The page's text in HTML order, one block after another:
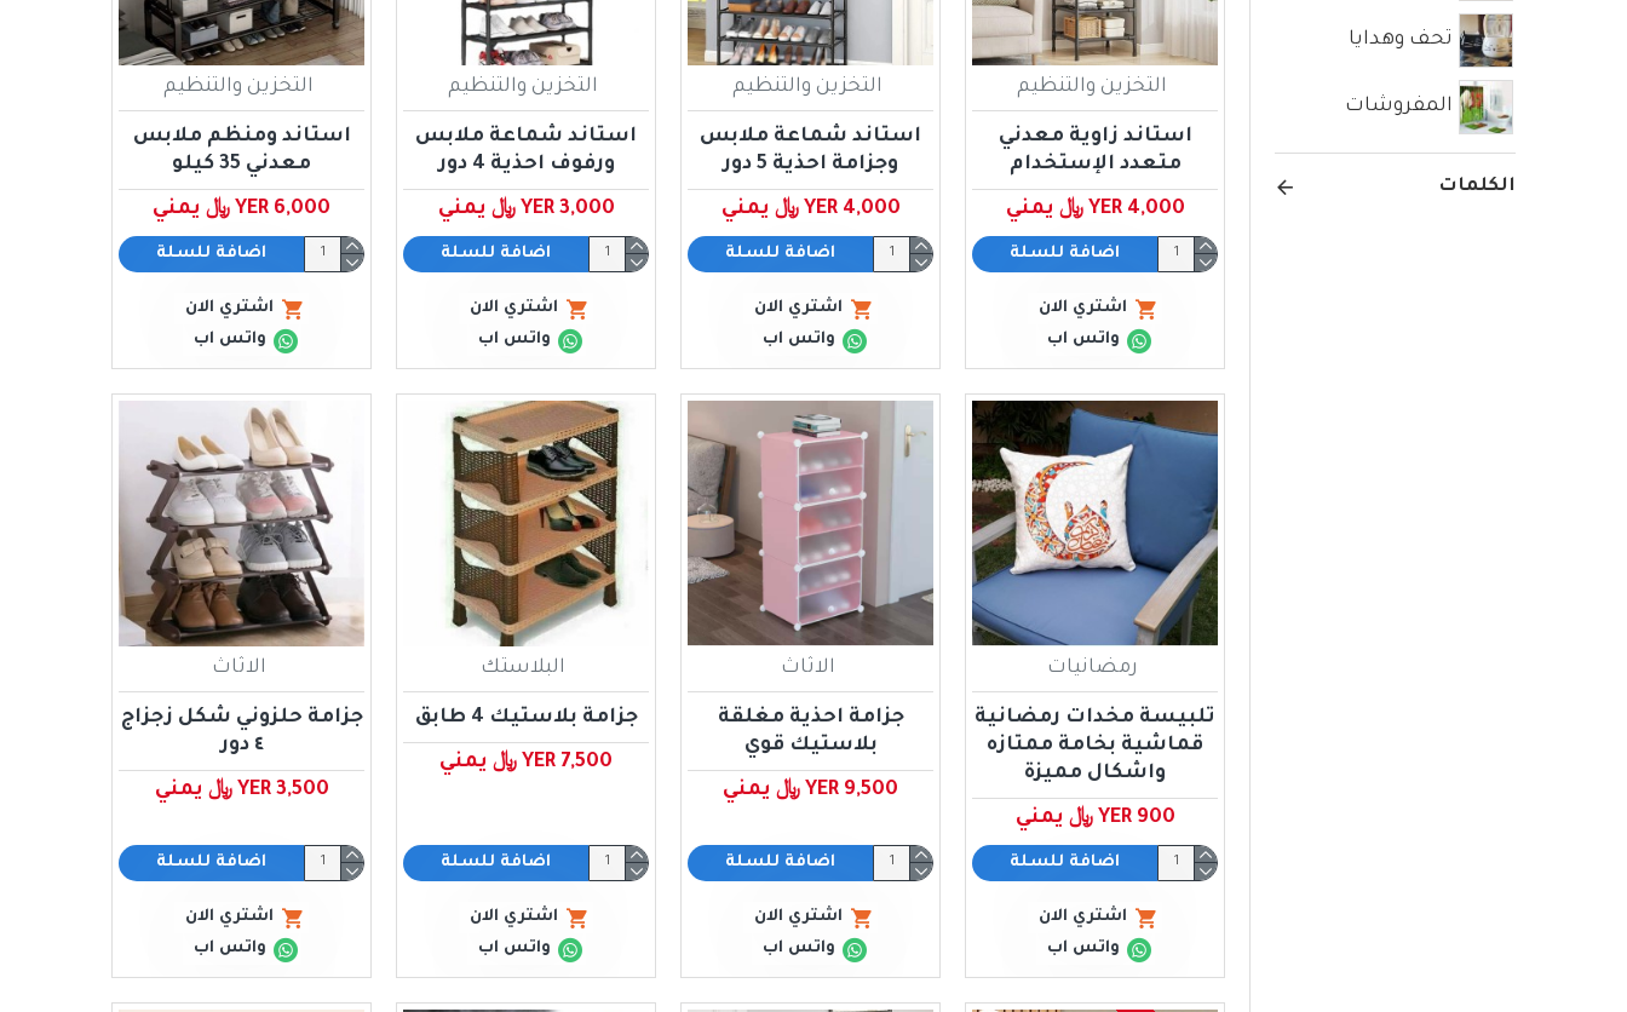
تحف وهدايا
المفروشات
الكلمات
التخزين والتنظيم
استاند زاوية معدني
متعدد الإستخدام
YER 4,000 ﷼ يمني
اضافة للسلة
اشتري الان
واتس اب
التخزين والتنظيم
استاند شماعة ملابس
وجزامة احذية 5 دور
YER 4,000 ﷼ يمني
اضافة للسلة
اشتري الان
واتس اب
التخزين والتنظيم
استاند شماعة ملابس
ورفوف احذية 4 دور
YER 3,000 ﷼ يمني
اضافة للسلة
اشتري الان
واتس اب
التخزين والتنظيم
استاند ومنظم ملابس
معدني 35 كيلو
YER 6,000 ﷼ يمني
اضافة للسلة
اشتري الان
واتس اب
رمضانيات
تلبيسة مخدات رمضانية
قماشية بخامة ممتازه
واشكال مميزة
YER 900 ﷼ يمني
اضافة للسلة
اشتري الان
واتس اب
الاثاث
جزامة احذية مغلقة
بلاستيك قوي
YER 9,500 ﷼ يمني
اضافة للسلة
اشتري الان
واتس اب
البلاستك
جزامة بلاستيك 4 طابق
YER 7,500 ﷼ يمني
اضافة للسلة
اشتري الان
واتس اب
الاثاث
جزامة حلزوني شكل زجزاج
٤ دور
YER 3,500 ﷼ يمني
اضافة للسلة
اشتري الان
واتس اب